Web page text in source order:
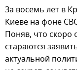
За восемь лет в
Киеве на фоне
Поняв, что скоро
стараются
актуальной